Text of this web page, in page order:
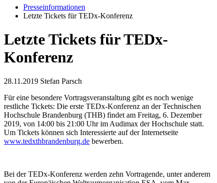
Presseinformationen
Letzte Tickets für TEDx-Konferenz
Letzte Tickets für TEDx-
Konferenz
28.11.2019 Stefan Parsch
Für eine besondere Vortragsveranstaltung gibt es noch wenige
restliche Tickets: Die erste TEDx-Konferenz an der Technischen
Hochschule Brandenburg (THB) findet am Freitag, 6. Dezember
2019, von 14:00 bis 21:00 Uhr im Audimax der Hochschule statt.
Um Tickets können sich Interessierte auf der Internetseite
www.tedxthbrandenburg.de bewerben.
Bei der TEDx-Konferenz werden zehn Vortragende, unter anderem